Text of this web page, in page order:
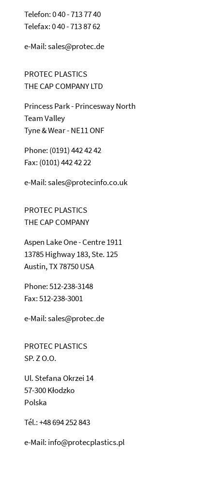
Telefon: 0 40 - 713 77 40
Telefax: 0 40 - 713 87 62
e-Mail: sales@protec.de
PROTEC PLASTICS
THE CAP COMPANY LTD
Princess Park - Princesway North
Team Valley
Tyne & Wear - NE11 ONF
Phone: (0191) 442 42 42
Fax: (0101) 442 42 22
e-Mail: sales@protecinfo.co.uk
PROTEC PLASTICS
THE CAP COMPANY
Aspen Lake One - Centre 1911
13785 Highway 183, Ste. 125
Austin, TX 78750 USA
Phone: 512-238-3148
Fax: 512-238-3001
e-Mail: sales@protec.de
PROTEC PLASTICS
SP. Z O.O.
Ul. Stefana Okrzei 14
57-300 Kłodzko
Polska
Tél.: +48 694 252 843
e-Mail: info@protecplastics.pl